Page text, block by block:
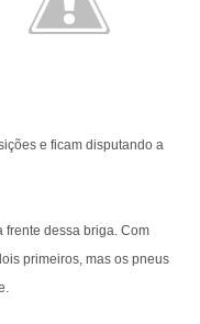
e ficam disputando a
frente dessa briga. Com
primeiros, mas os pneus